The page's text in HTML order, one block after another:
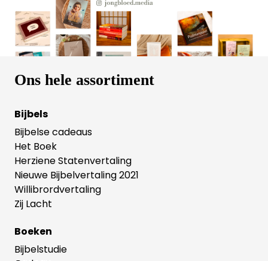
biecht en dankzegging. Tyler Staton is een jonge
Amerikaanse voorganger met een grote passie voor
gebed. Hij is directeur van 24-7 prayer USA. Zijn
boeken en podcasts vinden weerklank bij een
internationaal publiek van vooral jonge mensen.
Ons hele assortiment
Bijbels
Bijbelse cadeaus
Het Boek
Herziene Statenvertaling
Nieuwe Bijbelvertaling 2021
Willibrordvertaling
Zij Lacht
Boeken
Bijbelstudie